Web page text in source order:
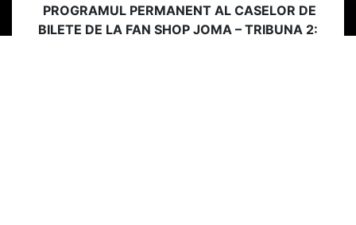
PROGRAMUL PERMANENT AL CASELOR DE
BILETE DE LA FAN SHOP JOMA – TRIBUNA 2: